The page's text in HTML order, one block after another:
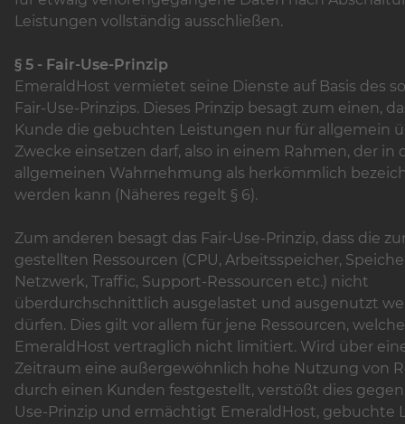
Leistungen vollständig ausschließen.
§ 5 - Fair-Use-Prinzip
EmeraldHost vermietet seine Dienste auf Basis des
Fair-Use-Prinzips. Dieses Prinzip besagt zum einen,
Kunde die gebuchten Leistungen nur für allgemein
Zwecke einsetzen darf, also in einem Rahmen, der in
allgemeinen Wahrnehmung als herkömmlich
werden kann (Näheres regelt § 6).
Zum anderen besagt das Fair-Use-Prinzip, dass die
gestellten Ressourcen (CPU, Arbeitsspeicher,
Netzwerk, Traffic, Support-Ressourcen etc.) nicht
überdurchschnittlich ausgelastet und ausgenutzt
dürfen. Dies gilt vor allem für jene Ressourcen, welche
EmeraldHost vertraglich nicht limitiert. Wird über
Zeitraum eine außergewöhnlich hohe Nutzung von
durch einen Kunden festgestellt, verstößt dies gegen
Use-Prinzip und ermächtigt EmeraldHost, gebuchte